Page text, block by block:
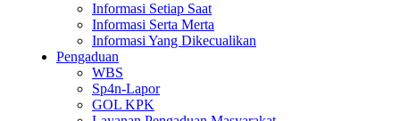
Informasi Setiap Saat
Informasi Serta Merta
Informasi Yang Dikecualikan
Pengaduan
WBS
Sp4n-Lapor
GOL KPK